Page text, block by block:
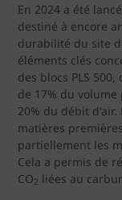
En 2024 a été
destiné à encore
durabilité du site
éléments clés
des blocs PLS
de 17% du
20% du débit
matières
partiellement les
Cela a permis de
CO2 liées au